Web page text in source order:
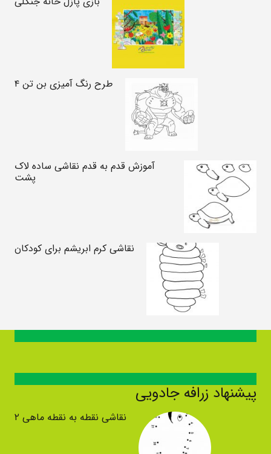
طرح رنگ آمیزی بن تن ۴
آموزش قدم به قدم نقاشی ساده لاک
پشت
نقاشی کرم ابریشم برای کودکان
پیشنهاد زرافه جادویی
نقاشی نقطه به نقطه ماهی ۲